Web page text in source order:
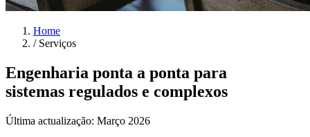
Home
/ Serviços
Engenharia ponta a ponta para
sistemas regulados e complexos
Última actualização: Março 2026